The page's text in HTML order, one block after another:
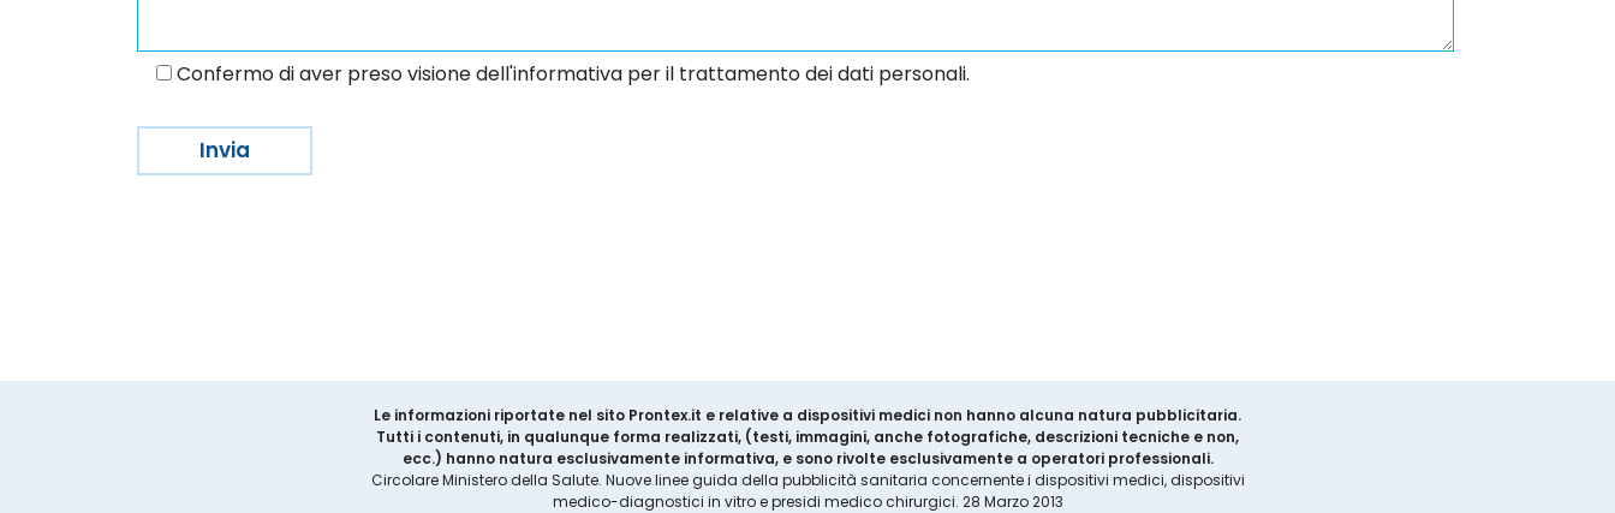
Confermo di aver preso visione dell'informativa per il trattamento dei dati personali.
Le informazioni riportate nel sito Prontex.it e relative a dispositivi medici non hanno alcuna natura pubblicitaria.
Tutti i contenuti, in qualunque forma realizzati, (testi, immagini, anche fotografiche, descrizioni tecniche e non,
ecc.) hanno natura esclusivamente informativa, e sono rivolte esclusivamente a operatori professionali.
Circolare Ministero della Salute. Nuove linee guida della pubblicità sanitaria concernente i dispositivi medici, dispositivi
medico-diagnostici in vitro e presidi medico chirurgici. 28 Marzo 2013